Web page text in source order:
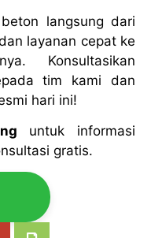
langsung dari
layanan cepat ke
Konsultasikan
tim kami dan
hari ini!
untuk informasi
gratis.